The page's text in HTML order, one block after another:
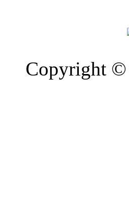
Copyright ©